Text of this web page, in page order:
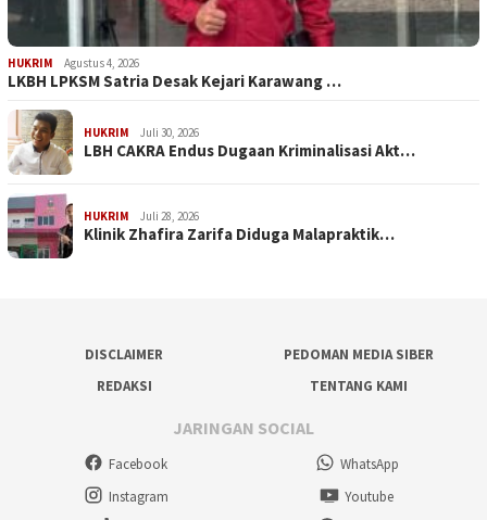
HUKRIM Agustus 4, 2026
LKBH LPKSM Satria Desak Kejari Karawang …
HUKRIM Juli 30, 2026
LBH CAKRA Endus Dugaan Kriminalisasi Akt…
HUKRIM Juli 28, 2026
Klinik Zhafira Zarifa Diduga Malapraktik…
DISCLAIMER
PEDOMAN MEDIA SIBER
REDAKSI
TENTANG KAMI
JARINGAN SOCIAL
Facebook
WhatsApp
Instagram
Youtube